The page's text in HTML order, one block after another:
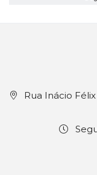
Rua Inácio